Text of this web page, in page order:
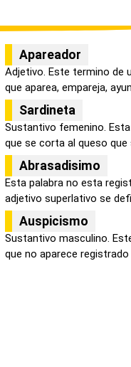
Apareador
Adjetivo. Este termino de
que aparea, empareja,
Sardineta
Sustantivo femenino.
que se corta al queso que
Abrasadisimo
Esta palabra no esta
adjetivo superlativo se
Auspicismo
Sustantivo masculino.
que no aparece registrado